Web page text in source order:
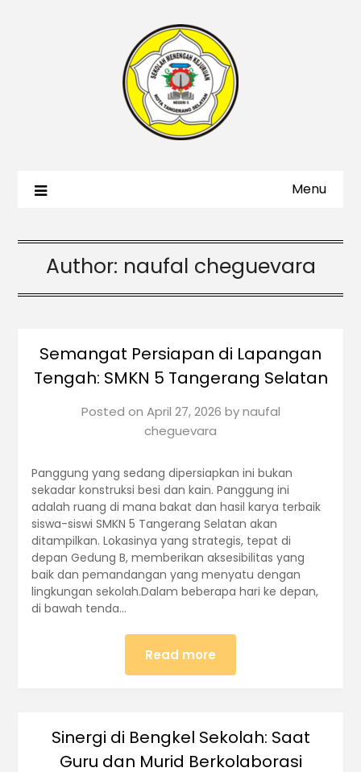
Menu
Author: naufal cheguevara
Semangat Persiapan di Lapangan
Tengah: SMKN 5 Tangerang Selatan
Posted on April 27, 2026 bynaufal
cheguevara
Panggung yang sedang dipersiapkan ini bukan
sekadar konstruksi besi dan kain. Panggung ini
adalah ruang di mana bakat dan hasil karya terbaik
siswa-siswi SMKN 5 Tangerang Selatan akan
ditampilkan. Lokasinya yang strategis, tepat di
depan Gedung B, memberikan aksesibilitas yang
baik dan pemandangan yang menyatu dengan
lingkungan sekolah.Dalam beberapa hari ke depan,
di bawah tenda…
Read more
Sinergi di Bengkel Sekolah: Saat
Guru dan Murid Berkolaborasi